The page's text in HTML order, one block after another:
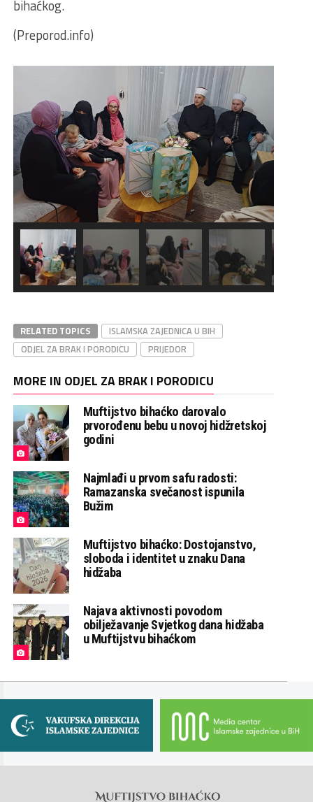
bihaćkog.
(Preporod.info)
RELATED TOPICS
ISLAMSKA ZAJEDNICA U BIH
ODJEL ZA BRAK I PORODICU
PRIJEDOR
MORE IN ODJEL ZA BRAK I PORODICU
Muftijstvo bihaćko darovalo
prvorođenu bebu u novoj hidžretskoj
godini
Najmlađi u prvom safu radosti:
Ramazanska svečanost ispunila
Bužim
Muftijstvo bihaćko: Dostojanstvo,
sloboda i identitet u znaku Dana
hidžaba
Najava aktivnosti povodom
obilježavanje Svjetkog dana hidžaba
u Muftijstvu bihaćkom